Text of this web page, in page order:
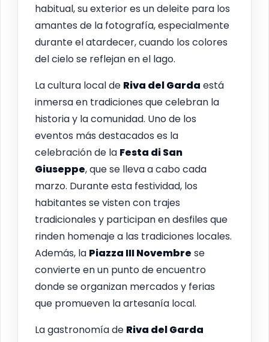
habitual, su exterior es un deleite para los
amantes de la fotografía, especialmente
durante el atardecer, cuando los colores
del cielo se reflejan en el lago.
La cultura local de Riva del Garda está
inmersa en tradiciones que celebran la
historia y la comunidad. Uno de los
eventos más destacados es la
celebración de la Festa di San
Giuseppe, que se lleva a cabo cada
marzo. Durante esta festividad, los
habitantes se visten con trajes
tradicionales y participan en desfiles que
rinden homenaje a las tradiciones locales.
Además, la Piazza III Novembre se
convierte en un punto de encuentro
donde se organizan mercados y ferias
que promueven la artesanía local.
La gastronomía de Riva del Garda